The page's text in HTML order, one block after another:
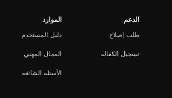
الدعم
طلب إصلاح
تسجيل الكفالة
الموارد
دليل المستخدم
المجال المهني
الأسئلة الشائعة